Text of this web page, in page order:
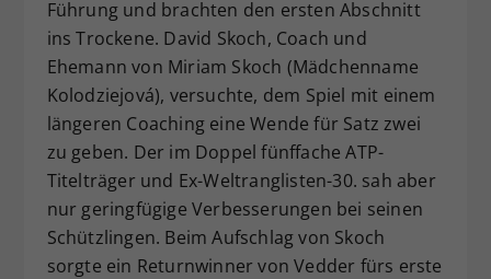
Führung und brachten den ersten Abschnitt
ins Trockene. David Skoch, Coach und
Ehemann von Miriam Skoch (Mädchenname
Kolodziejová), versuchte, dem Spiel mit einem
längeren Coaching eine Wende für Satz zwei
zu geben. Der im Doppel fünffache ATP-
Titelträger und Ex-Weltranglisten-30. sah aber
nur geringfügige Verbesserungen bei seinen
Schützlingen. Beim Aufschlag von Skoch
sorgte ein Returnwinner von Vedder fürs erste